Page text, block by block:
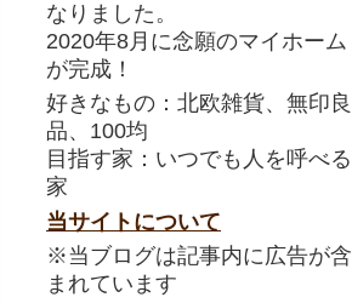
なりました。
2020年8月に念願のマイホーム
が完成！
好きなもの：北欧雑貨、無印良
品、100均
目指す家：いつでも人を呼べる
家
当サイトについて
※当ブログは記事内に広告が含
まれています